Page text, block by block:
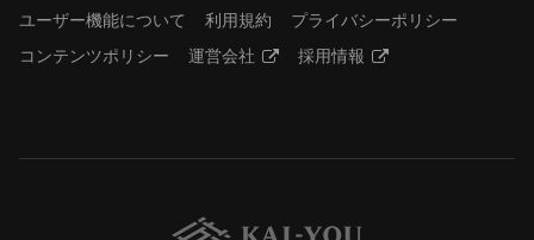
ユーザー機能について
利用規約
プライバシーポリシー
コンテンツポリシー
運営会社 採用情報